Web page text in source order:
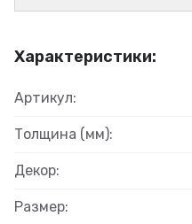
Характеристики:
Артикул:
Толщина (мм):
Декор:
Размер: